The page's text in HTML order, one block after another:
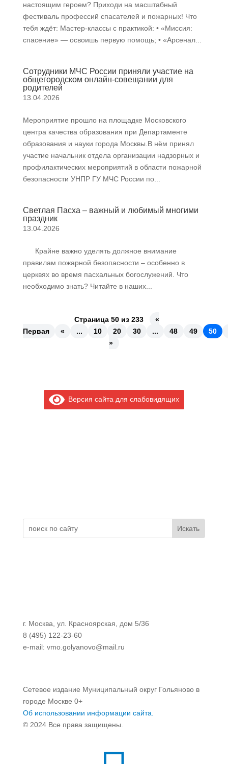
настоящим героем? Приходи на масштабный
фестиваль профессий спасателей и пожарных! Что
тебя ждёт: Мастер-классы с практикой: • «Миссия:
спасение» — освоишь первую помощь; • «Арсенал...
Сотрудники МЧС России приняли участие на
общегородском онлайн-совещании для
родителей
13.04.2026
Мероприятие прошло на площадке Московского
центра качества образования при Департаменте
образования и науки города Москвы.В нём принял
участие начальник отдела организации надзорных и
профилактических мероприятий в области пожарной
безопасности УНПР ГУ МЧС России по...
Светлая Пасха – важный и любимый многими
праздник
13.04.2026
Крайне важно уделять должное внимание
правилам пожарной безопасности – особенно в
церквях во время пасхальных богослужений. Что
необходимо знать? Читайте в наших...
Страница 50 из 233
«
Первая
« ... 10 20 30 ... 48 49
50
»
Версия сайта для слабовидящих
г. Москва, ул. Красноярская, дом 5/36
8 (495) 122-23-60
e-mail: vmo.golyanovo@mail.ru
Сетевое издание Муниципальный округ Гольяново в
городе Москве 0+
Об использовании информации сайта.
© 2024 Все права защищены.